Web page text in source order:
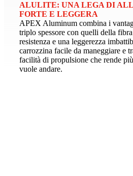
ALULITE: UNA LEGA DI
FORTE E LEGGERA
APEX Aluminum combina i
triplo spessore con quelli della
resistenza e una leggerezza
carrozzina facile da maneggiare e
facilità di propulsione che rende
vuole andare.